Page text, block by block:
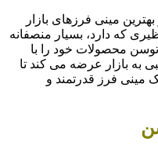
مینی فرزهای بازار
که دارد، بسیار منصفانه
محصولات خود را با
به بازار عرضه می کند تا
مینی فرز قدرتمند و